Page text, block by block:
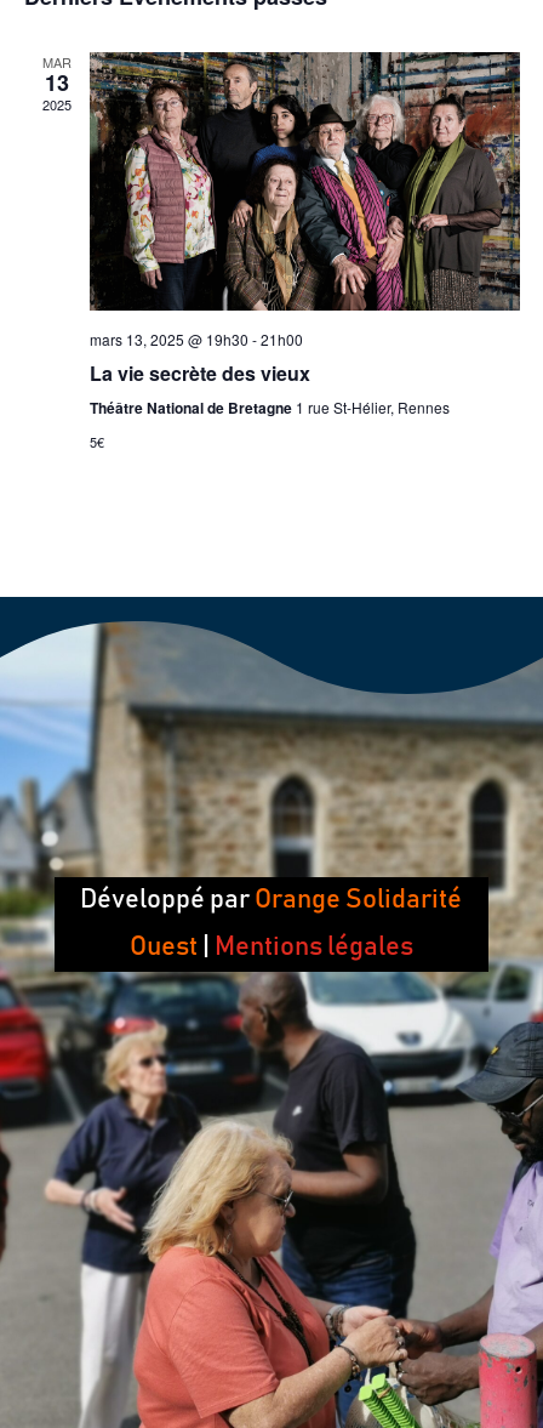
de
vues
date.
MAR
13
2025
mars 13, 2025 @ 19h30 -21h00
La vie secrète des vieux
Théâtre National de Bretagne 1 rue St-Hélier, Rennes
5€
Développé par Orange Solidarité
Ouest
Mentions légales